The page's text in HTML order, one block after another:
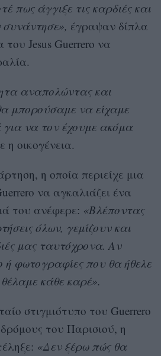
πως άγγιξε τις καρδιές και
συνάντησε», έγραψαν δίπλα
Jesus Guerrero να
αναπολώντας και
μπορούσαμε να είχαμε
για να τον έχουμε ακόμα
η οικογένεια.
η οποία περιείχε μια
να αγκαλιάζει ένα
του ανέφερε: «Βλέποντας
όλων, γεμίζουν και
μας ταυτόχρονα. Αν
ή φωτογραφίες που θα ήθελε
κάθε καρέ».
στιγμιότυπο του Guerrero
του Παρισιού, η
«Δεν ξέρω πώς θα